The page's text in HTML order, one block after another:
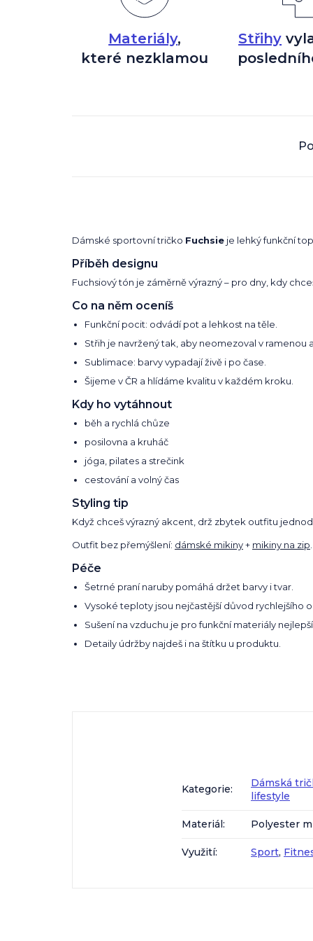
Materiály,
které nezklamou
Střihy
Dámské sportovní tričko Fuchsie je lehký funkční
Příběh designu
Fuchsiový tón je záměrně výrazný – pro dny, kdy
Co na něm oceníš
Funkční pocit: odvádí pot a lehkost na těle.
Střih je navržený tak, aby neomezoval v ramenou
Sublimace: barvy vypadají živě i po čase.
Šijeme v ČR a hlídáme kvalitu v každém kroku.
Kdy ho vytáhnout
běh a rychlá chůze
posilovna a kruháč
jóga, pilates a strečink
cestování a volný čas
Styling tip
Když chceš výrazný akcent, drž zbytek outfitu
Outfit bez přemýšlení: dámské mikiny+ mikiny na zip
Péče
Šetrné praní naruby pomáhá držet barvy i tvar.
Vysoké teploty jsou nejčastější důvod rychlejšího
Sušení na vzduchu je pro funkční materiály
Detaily údržby najdeš i na štítku u produktu.
Kategorie:
Dámská
lifestyle
Materiál: Polyester
Využití: Sport,